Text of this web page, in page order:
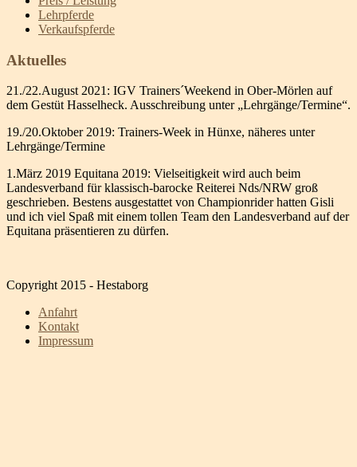
Lehrpferde
Verkaufspferde
Aktuelles
21./22.August 2021: IGV Trainers´Weekend in Ober-Mörlen auf
dem Gestüt Hasselheck. Ausschreibung unter „Lehrgänge/Termine“.
19./20.Oktober 2019: Trainers-Week in Hünxe, näheres unter
Lehrgänge/Termine
1.März 2019 Equitana 2019: Vielseitigkeit wird auch beim
Landesverband für klassisch-barocke Reiterei Nds/NRW groß
geschrieben. Bestens ausgestattet von Championrider hatten Gisli
und ich viel Spaß mit einem tollen Team den Landesverband auf der
Equitana präsentieren zu dürfen.
Copyright 2015 - Hestaborg
Anfahrt
Kontakt
Impressum